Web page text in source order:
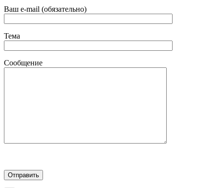
Ваш e-mail (обязательно)
Тема
Сообщение